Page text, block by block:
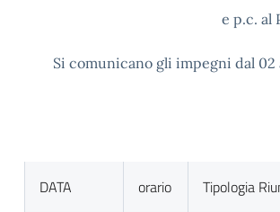
e p.c. al
Si comunicano gli impegni dal 02
DATA orario Tipologia